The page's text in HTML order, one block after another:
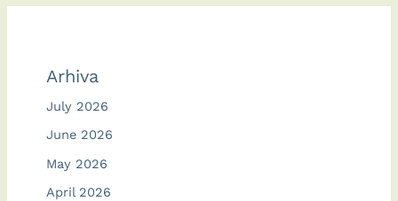
Arhiva
July 2026
June 2026
May 2026
April 2026